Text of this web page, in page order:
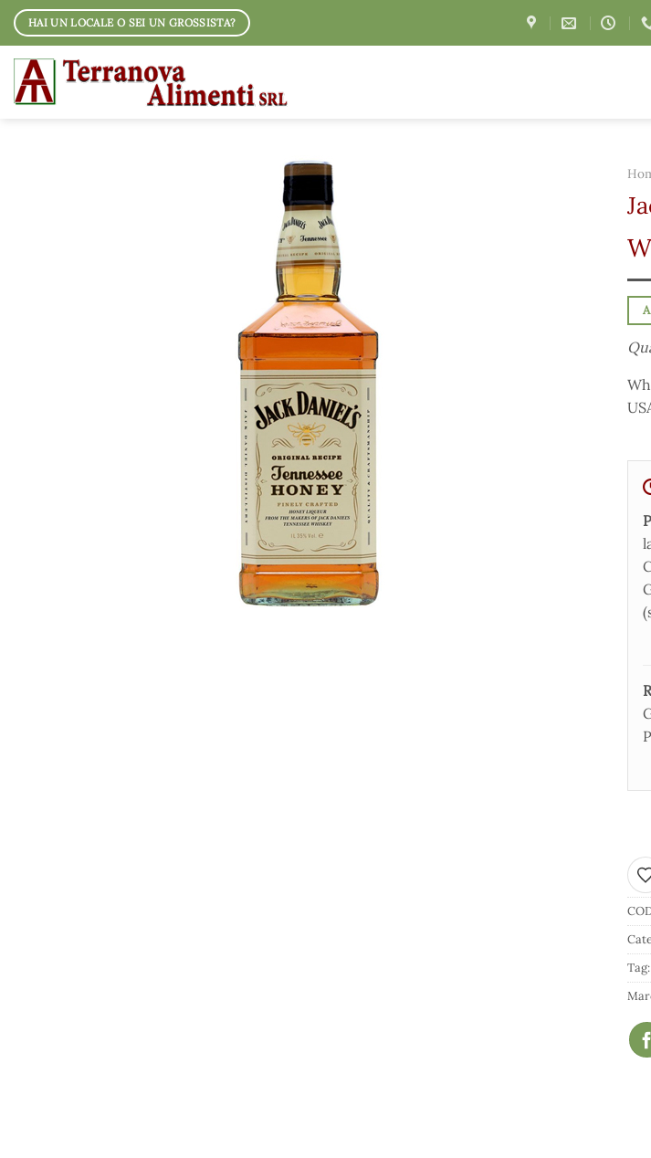
Salta
contenuti
HAI UN LOCALE O SEI UN GROSSISTA?
Tag: